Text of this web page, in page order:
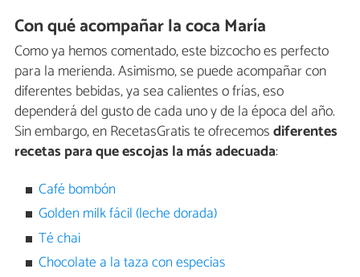
Con qué acompañar la coca María
Como ya hemos comentado, este bizcocho es perfecto
para la merienda. Asimismo, se puede acompañar con
diferentes bebidas, ya sea calientes o frías, eso
dependerá del gusto de cada uno y de la época del año.
Sin embargo, en RecetasGratis te ofrecemosdiferentes
recetas para que escojas la más adecuada:
Café bombón
Golden milk fácil (leche dorada)
Té chai
Chocolate a la taza con especias